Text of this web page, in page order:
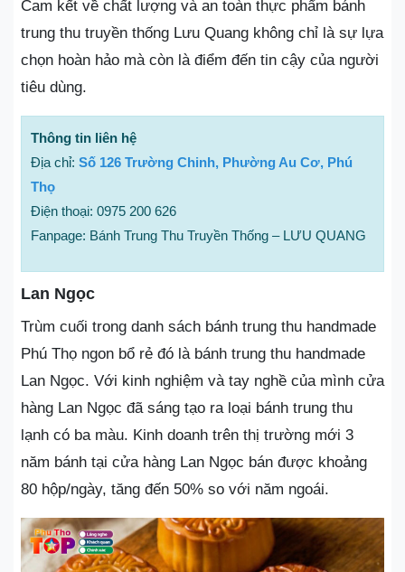
Cam kết về chất lượng và an toàn thực phẩm bánh
trung thu truyền thống Lưu Quang không chỉ là sự lựa
chọn hoàn hảo mà còn là điểm đến tin cậy của người
tiêu dùng.
Thông tin liên hệ
Địa chỉ: Số 126 Trường Chinh, Phường Au Cơ, Phú
Thọ
Điện thoại: 0975 200 626
Fanpage: Bánh Trung Thu Truyền Thống – LƯU QUANG
Lan Ngọc
Trùm cuối trong danh sách bánh trung thu handmade
Phú Thọ ngon bổ rẻ đó là bánh trung thu handmade
Lan Ngọc. Với kinh nghiệm và tay nghề của mình cửa
hàng Lan Ngọc đã sáng tạo ra loại bánh trung thu
lạnh có ba màu. Kinh doanh trên thị trường mới 3
năm bánh tại cửa hàng Lan Ngọc bán được khoảng
80 hộp/ngày, tăng đến 50% so với năm ngoái.